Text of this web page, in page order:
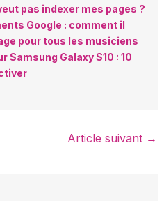
pas indexer mes pages ?
Google : comment il
pour tous les musiciens
Samsung Galaxy S10 : 10
Article suivant →